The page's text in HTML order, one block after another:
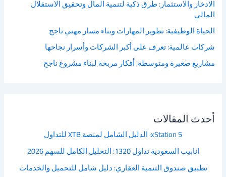
الادخار والاستثمار: طرق ذكية لتنمية المال وتحقيق الاستقلال
المالي
الحياة الوظيفية: تطوير المهارات وبناء مسار مهني ناجح
شركات عالمية: تعرف على أكبر الشركات وأسرار نجاحها
مشاريع صغيرة ومتوسطة: أفكار مربحة لبناء مشروع ناجح
أحدث المقالات
xStation 5: الدليل الشامل لمنصة XTB للتداول
انابيب السعودية تداول 1320: التحليل الكامل للسهم 2026
تطبيق صندوق التنمية العقاري: دليل شامل للتحميل والخدمات